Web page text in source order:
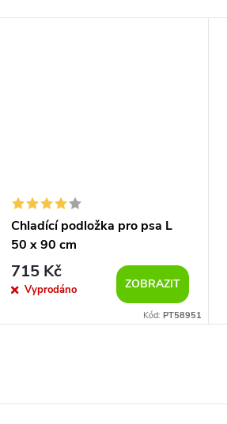
Chladící podložka pro psa L
50 x 90 cm
715 Kč
Vyprodáno ZOBRAZIT
Kód: PT58951